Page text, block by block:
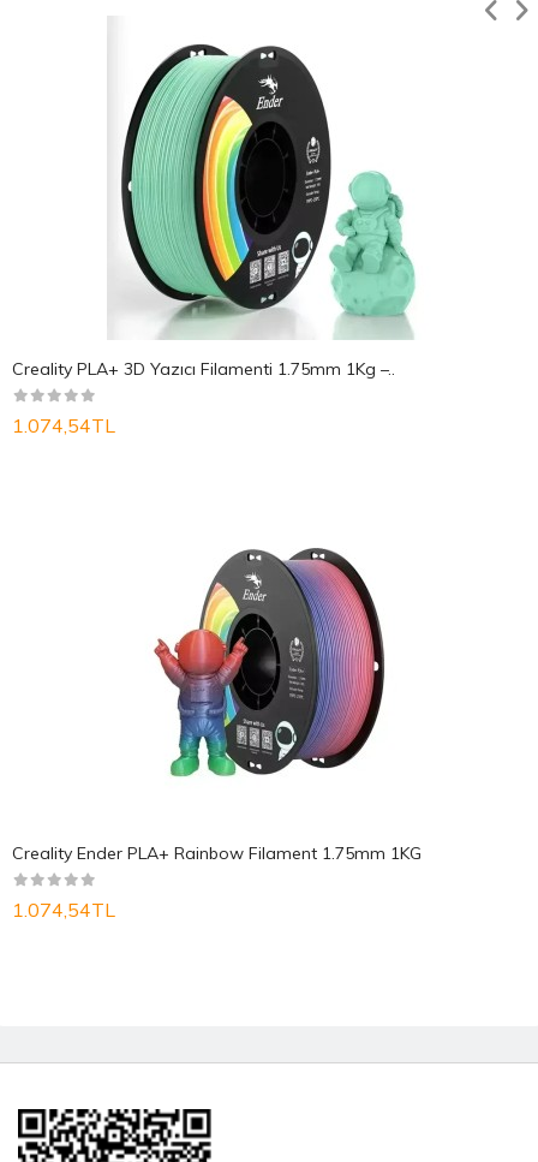
Creality PLA+ 3D Yazıcı Filamenti 1.75mm 1Kg –..
1.074,54TL
Creality Ender PLA+ Rainbow Filament 1.75mm 1KG
1.074,54TL